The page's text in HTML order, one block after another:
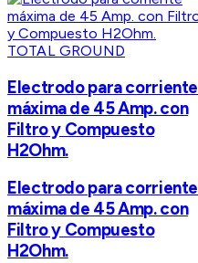
TOTAL GROUND
Electrodo para corriente
máxima de 45 Amp. con
Filtro y Compuesto
H2Ohm.
Electrodo para corriente
máxima de 45 Amp. con
Filtro y Compuesto
H2Ohm.